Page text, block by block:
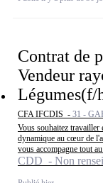
Contrat de
Vendeur
Légumes(f/
CFA IFCDIS - 31 -
Vous souhaitez travailler
dynamique au cœur de
vous accompagne tout
CDD - Non